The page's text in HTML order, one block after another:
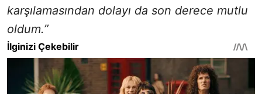
karşılamasından dolayı da son derece mutlu
oldum.”